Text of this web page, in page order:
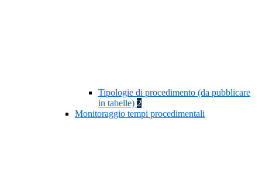
Tipologie di procedimento (da pubblicare
in tabelle) 2
Monitoraggio tempi procedimentali